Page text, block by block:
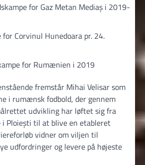
for Gaz Metan Mediaș i 2019-
Corvinul Hunedoara pr. 24.
for Rumænien i 2019
fremstår Mihai Velisar som
i rumænsk fodbold, der gennem
udvikling har løftet sig fra
Ploiești til at blive en etableret
vidner om viljen til
udfordringer og levere på højeste